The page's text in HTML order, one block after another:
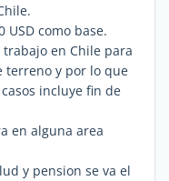
USD como base.
en Chile para
terreno y por lo que
incluye fin de
en alguna area
y pension se va el